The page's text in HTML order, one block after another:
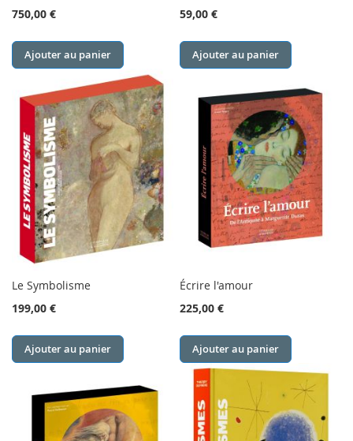
750,00 €
Ajouter au panier
59,00 €
Ajouter au panier
Le Symbolisme
199,00 €
Ajouter au panier
Écrire l'amour
225,00 €
Ajouter au panier